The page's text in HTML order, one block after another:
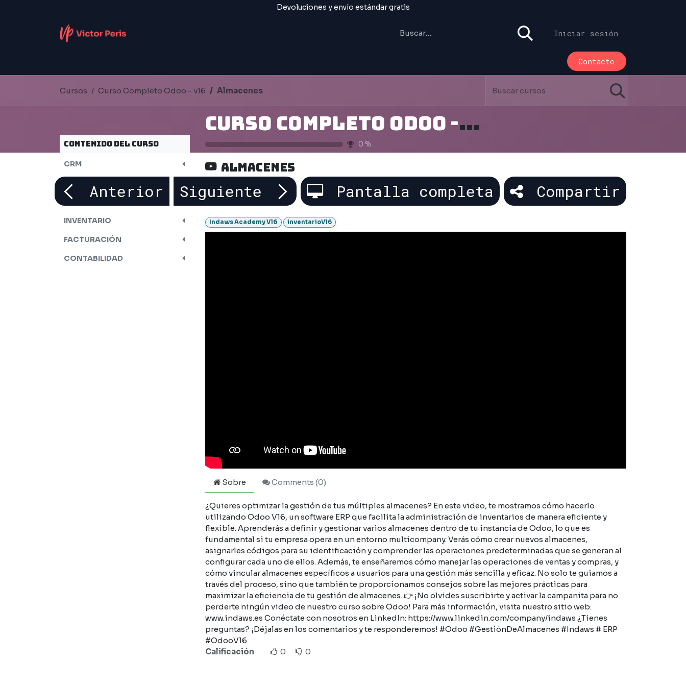
Devoluciones y envío estándar gratis
Iniciar sesión
Contacto
Cursos Curso Completo Odoo - v16 Almacenes
Curso Completo Odoo - v16
0 %
Contenido del curso
CRM
VENTAS
COMPRAS
INVENTARIO
FACTURACIÓN
CONTABILIDAD
Almacenes
Anterior Siguiente Pantalla completa Compartir
Indaws Academy V16 inventarioV16
Sobre Comments (0)
¿Quieres optimizar la gestión de tus múltiples almacenes? En este video, te mostramos cómo hacerlo
utilizando Odoo V16, un software ERP que facilita la administración de inventarios de manera eficiente y
flexible. Aprenderás a definir y gestionar varios almacenes dentro de tu instancia de Odoo, lo que es
fundamental si tu empresa opera en un entorno multicompany. Verás cómo crear nuevos almacenes,
asignarles códigos para su identificación y comprender las operaciones predeterminadas que se generan al
configurar cada uno de ellos. Además, te enseñaremos cómo manejar las operaciones de ventas y compras, y
cómo vincular almacenes específicos a usuarios para una gestión más sencilla y eficaz. No solo te guiamos a
través del proceso, sino que también te proporcionamos consejos sobre las mejores prácticas para
maximizar la eficiencia de tu gestión de almacenes. 👉 ¡No olvides suscribirte y activar la campanita para no
perderte ningún video de nuestro curso sobre Odoo! Para más información, visita nuestro sitio web:
www.indaws.es Conéctate con nosotros en LinkedIn: https://www.linkedin.com/company/indaws ¿Tienes
preguntas? ¡Déjalas en los comentarios y te responderemos! #Odoo #GestiónDeAlmacenes #Indaws # ERP
#OdooV16
Calificación
0 0